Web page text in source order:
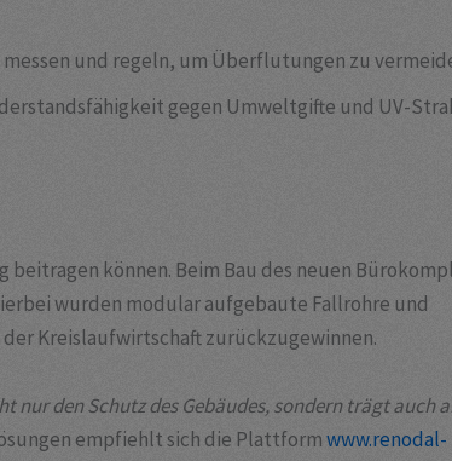
und regeln, um Überflutungen zu
gegen Umweltgifte und UV-
können. Beim Bau des neuen
wurden modular aufgebaute Fallrohre und
Kreislaufwirtschaft zurückzugewinnen.
nur den Schutz des Gebäudes, sondern trägt auch
empfiehlt sich die Plattformwww.renodal-